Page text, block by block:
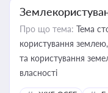
Про що тема: Тема
користування
та користування
власності